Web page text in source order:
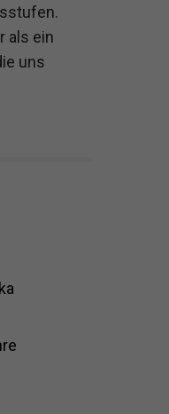
als ein
uns